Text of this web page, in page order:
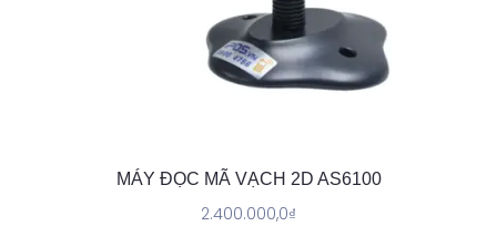
MÁY ĐỌC MÃ VẠCH 2D AS6100
2.400.000,0₫